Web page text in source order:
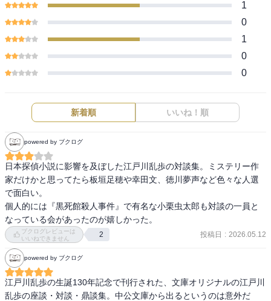
1
0
1
0
0
新着順 いいね！順
powered by ブクログ
日本探偵小説に影響を及ぼした江戸川乱歩の対談集。ミステリー作
家だけかと思ってたら板垣足穂や幸田文、徳川夢声など色々な人選
で面白い。
個人的には『黒死館殺人事件』で有名な小栗虫太郎も対談の一員と
なっている会があったのが嬉しかった。
ブクログレビューは
いいねできません
2 投稿日 : 2026.05.12
powered by ブクログ
江戸川乱歩の生誕130年記念で刊行された、文庫オリジナルの江戸川
乱歩の座談・対談・鼎談集。中公文庫から出るというのは意外だ